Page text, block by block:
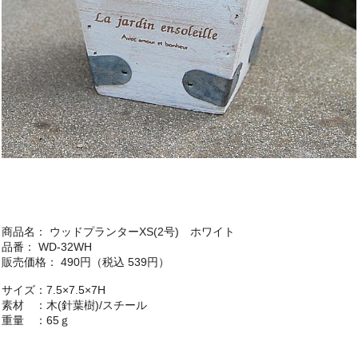
商品名： ウッドプランターXS(2号) ホワイト
品番： WD-32WH
販売価格： 490円（税込 539円）
サイズ：7.5×7.5×7H
素材 ：木(針葉樹)/スチール
重量 ：65ｇ